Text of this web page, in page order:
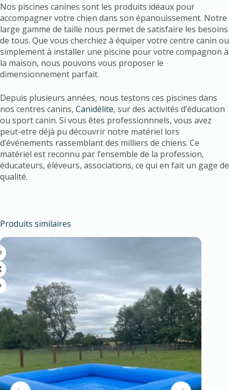
Nos piscines canines sont les produits idéaux pour
accompagner votre chien dans son épanouissement. Notre
large gamme de taille nous permet de satisfaire les besoins
de tous. Que vous cherchiez à équiper votre centre canin ou
simplement à installer une piscine pour votre compagnon à
la maison, nous pouvons vous proposer le
dimensionnement parfait.
Depuis plusieurs années, nous testons ces piscines dans
nos centres canins, Canidélite, sur des activités d’éducation
ou sport canin. Si vous êtes professionnnels, vous avez
peut-etre déjà pu découvrir notre matériel lors
d’événements rassemblant des milliers de chiens. Ce
matériel est reconnu par l’ensemble de la profession,
éducateurs, éléveurs, associations, ce qui en fait un gage de
qualité.
Produits similaires